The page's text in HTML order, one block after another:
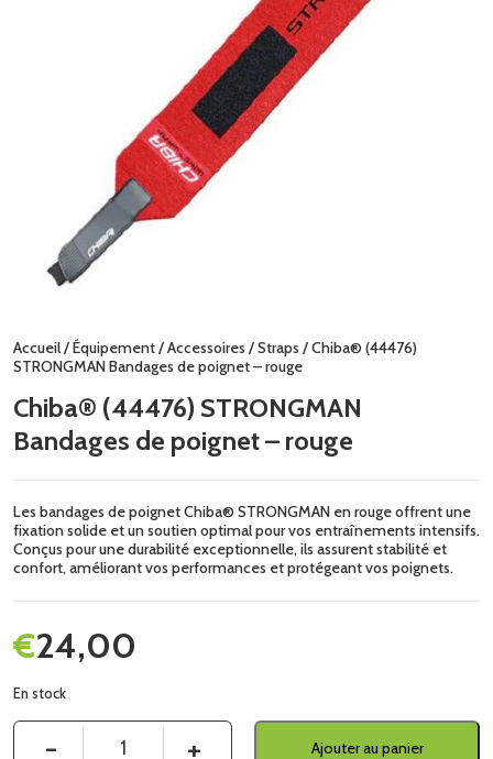
Accueil/Équipement/Accessoires /Straps / Chiba® (44476)
STRONGMAN Bandages de poignet – rouge
Chiba® (44476) STRONGMAN
Bandages de poignet – rouge
Les bandages de poignet Chiba® STRONGMAN en rouge offrent une
fixation solide et un soutien optimal pour vos entraînements intensifs.
Conçus pour une durabilité exceptionnelle, ils assurent stabilité et
confort, améliorant vos performances et protégeant vos poignets.
24,00
€
En stock
Ajouter au panier